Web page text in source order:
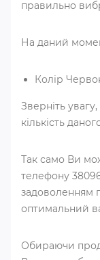
правильно
На даний
Колір
Зверніть
кількість
Так само Ви
телефону
задоволенням
оптимальний
Обираючи